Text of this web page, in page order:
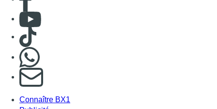
Consulter Youtube
Consulter TikTok
S'abonner à notre newsletter
Connaître BX1